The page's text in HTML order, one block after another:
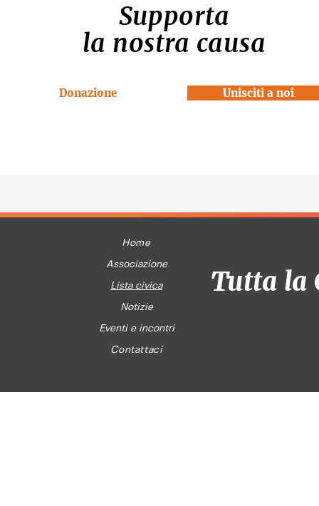
Supporta
la nostra causa
Donazione Unisciti a noi
Home
Associazione
Lista civica
Notizie
Eventi e incontri
Contattaci
Tutta la